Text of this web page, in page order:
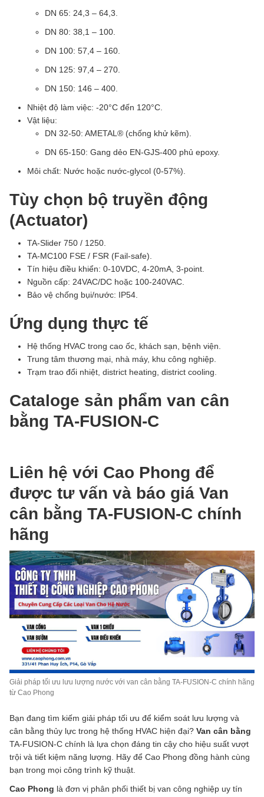
DN 65: 24,3 – 64,3.
DN 80: 38,1 – 100.
DN 100: 57,4 – 160.
DN 125: 97,4 – 270.
DN 150: 146 – 400.
Nhiệt độ làm việc: -20°C đến 120°C.
Vật liệu:
DN 32-50: AMETAL® (chống khử kẽm).
DN 65-150: Gang dẻo EN-GJS-400 phủ epoxy.
Môi chất: Nước hoặc nước-glycol (0-57%).
Tùy chọn bộ truyền động
(Actuator)
TA-Slider 750 / 1250.
TA-MC100 FSE / FSR (Fail-safe).
Tín hiệu điều khiển: 0-10VDC, 4-20mA, 3-point.
Nguồn cấp: 24VAC/DC hoặc 100-240VAC.
Bảo vệ chống bụi/nước: IP54.
Ứng dụng thực tế
Hệ thống HVAC trong cao ốc, khách sạn, bệnh viện.
Trung tâm thương mại, nhà máy, khu công nghiệp.
Trạm trao đổi nhiệt, district heating, district cooling.
Cataloge sản phẩm van cân
bằng TA-FUSION-C
Liên hệ với Cao Phong để
được tư vấn và báo giá Van
cân bằng TA-FUSION-C chính
hãng
Giải pháp tối ưu lưu lượng nước với van cân bằng TA-FUSION-C chính hãng
từ Cao Phong
Bạn đang tìm kiếm giải pháp tối ưu để kiểm soát lưu lượng và
cân bằng thủy lực trong hệ thống HVAC hiện đại? Van cân bằng
TA-FUSION-C chính là lựa chọn đáng tin cậy cho hiệu suất vượt
trội và tiết kiệm năng lượng. Hãy để Cao Phong đồng hành cùng
bạn trong mọi công trình kỹ thuật.
Cao Phong là đơn vị phân phối thiết bị van công nghiệp uy tín